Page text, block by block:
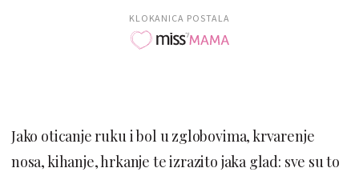
KLOKANICA POSTALA
Jako oticanje ruku i bol u zglobovima, krvarenje
nosa, kihanje, hrkanje te izrazito jaka glad: sve su to